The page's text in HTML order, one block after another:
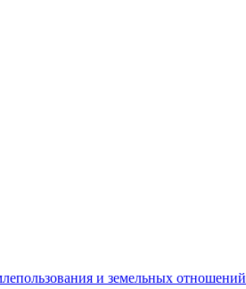
и земельных отношений